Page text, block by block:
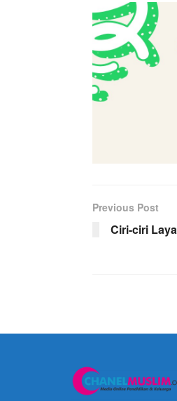
Previous Post
Ciri-ciri